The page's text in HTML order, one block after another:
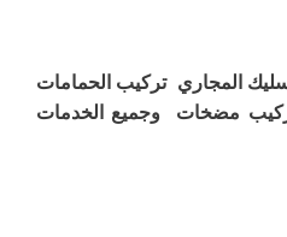
المجاري تركيب الحمامات
مضخات وجميع الخدمات